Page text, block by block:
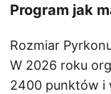
Program jak
Rozmiar
W 2026 roku
2400 punktów i